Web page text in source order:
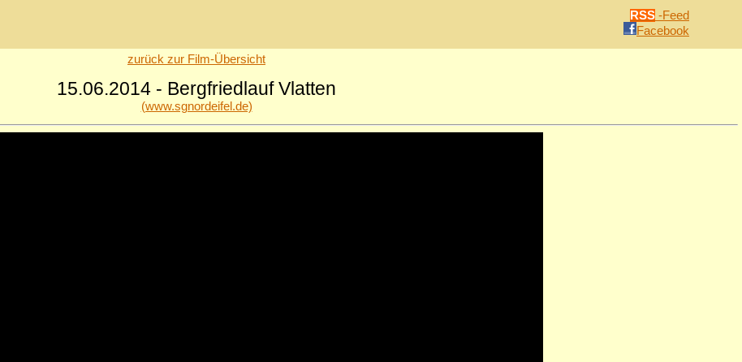
RSS -Feed
Facebook
zurück zur Film-Übersicht
15.06.2014 - Bergfriedlauf Vlatten
(www.sgnordeifel.de)